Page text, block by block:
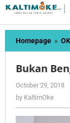
Skip
content
Homepage »
Bukan
October 29, 2018
by KaltimOke